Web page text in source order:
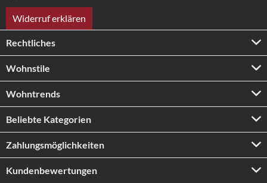
Widerruf erklären
Rechtliches
Wohnstile
Wohntrends
Beliebte Kategorien
Zahlungs­möglichkeiten
Kundenbewertungen